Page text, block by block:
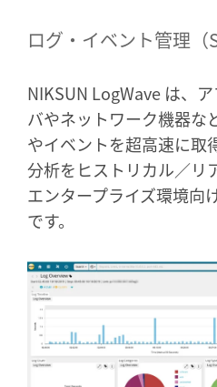
ログ・イベント管理（
NIKSUN LogWave は、
バやネットワーク機器な
やイベントを超高速に取
分析をヒストリカル／リ
エンタープライズ環境向
です。